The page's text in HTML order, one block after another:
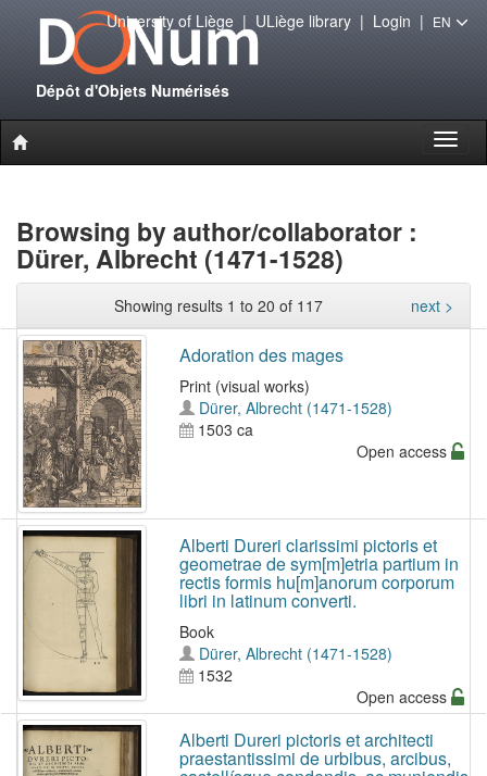
Dépôt d'Objets Numérisés
University of Liège| ULiège library| Login | EN
Browsing by author/collaborator :
Dürer, Albrecht (1471-1528)
Showing results 1 to 20 of 117 next >
Adoration des mages
Print (visual works)
Dürer, Albrecht (1471-1528)
1503 ca
Open access
Alberti Dureri clarissimi pictoris et
geometrae de sym[m]etria partium in
rectis formis hu[m]anorum corporum
libri in latinum converti.
Book
Dürer, Albrecht (1471-1528)
1532
Open access
Alberti Dureri pictoris et architecti
praestantissimi de urbibus, arcibus,